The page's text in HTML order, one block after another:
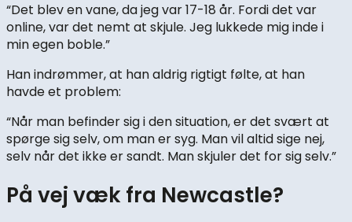
“Det blev en vane, da jeg var 17-18 år. Fordi det var
online, var det nemt at skjule. Jeg lukkede mig inde i
min egen boble.”
Han indrømmer, at han aldrig rigtigt følte, at han
havde et problem:
“Når man befinder sig i den situation, er det svært at
spørge sig selv, om man er syg. Man vil altid sige nej,
selv når det ikke er sandt. Man skjuler det for sig selv.”
På vej væk fra Newcastle?